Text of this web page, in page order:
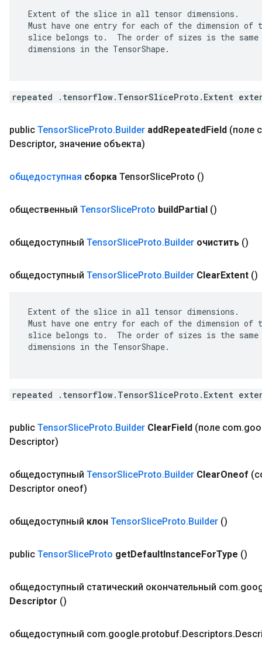
Extent of the slice in all tensor dimensions.
Must have one entry for each of the dimension
slice belongs to.  The order of sizes is the
dimensions in the TensorShape.
repeated .tensorflow.TensorSliceProto.Extent
public TensorSliceProto.Builder addRepeatedField (поле
Descriptor, значение объекта)
общедоступная сборка TensorSliceProto ()
общественный TensorSliceProto buildPartial ()
общедоступный TensorSliceProto.Builder очистить ()
общедоступный TensorSliceProto.Builder ClearExtent ()
Extent of the slice in all tensor dimensions.
Must have one entry for each of the dimension
slice belongs to.  The order of sizes is the
dimensions in the TensorShape.
repeated .tensorflow.TensorSliceProto.Extent
public TensorSliceProto.Builder ClearField (поле com.
Descriptor)
общедоступный TensorSliceProto.Builder ClearOneof
Descriptor oneof)
общедоступный клон TensorSliceProto.Builder ()
public TensorSliceProto getDefaultInstanceForType ()
общедоступный статический окончательный com.
Descriptor ()
общедоступный com.google.protobuf.Descriptors.